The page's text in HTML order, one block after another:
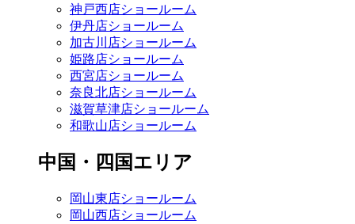
神戸西店ショールーム
伊丹店ショールーム
加古川店ショールーム
姫路店ショールーム
西宮店ショールーム
奈良北店ショールーム
滋賀草津店ショールーム
和歌山店ショールーム
中国・四国エリア
岡山東店ショールーム
岡山西店ショールーム